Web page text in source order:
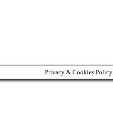
Privacy & Cookies Policy